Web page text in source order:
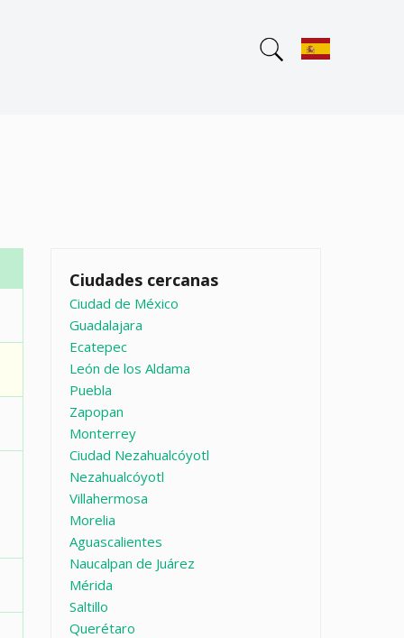
Ciudades cercanas
Ciudad de México
Guadalajara
Ecatepec
León de los Aldama
Puebla
Zapopan
Monterrey
Ciudad Nezahualcóyotl
Nezahualcóyotl
Villahermosa
Morelia
Aguascalientes
Naucalpan de Juárez
Mérida
Saltillo
Querétaro